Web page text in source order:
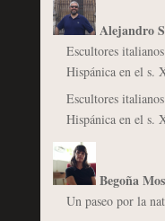
Alejandro
Escultores
Hispánica en el
Escultores
Hispánica en el s.
Begoña
Un paseo por la